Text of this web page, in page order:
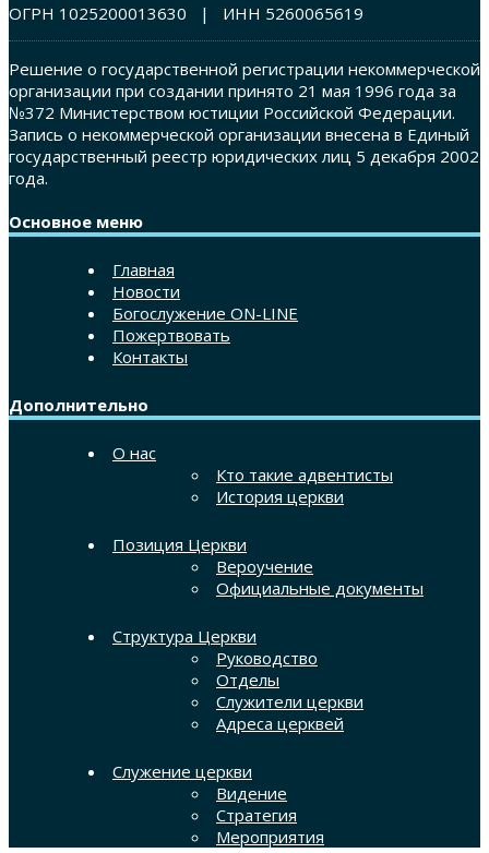
ОГРН 1025200013630 | ИНН 5260065619
Решение о государственной регистрации некоммерческой
организации при создании принято 21 мая 1996 года за
№372 Министерством юстиции Российской Федерации.
Запись о некоммерческой организации внесена в Единый
государственный реестр юридических лиц 5 декабря 2002
года.
Основное меню
Главная
Новости
Богослужение ON-LINE
Пожертвовать
Контакты
Дополнительно
О нас
Кто такие адвентисты
История церкви
Позиция Церкви
Вероучение
Официальные документы
Структура Церкви
Руководство
Отделы
Служители церкви
Адреса церквей
Служение церкви
Видение
Стратегия
Мероприятия